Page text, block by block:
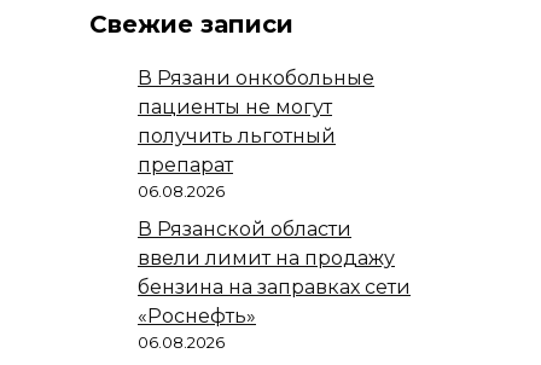
Свежие записи
В Рязани онкобольные
пациенты не могут
получить льготный
препарат
06.08.2026
В Рязанской области
ввели лимит на продажу
бензина на заправках сети
«Роснефть»
06.08.2026